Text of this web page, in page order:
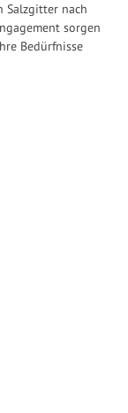
Salzgitter nach
sorgen
Bedürfnisse